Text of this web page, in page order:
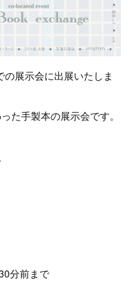
展示会に出展いたしま
た手製本の展示会です。
分前まで